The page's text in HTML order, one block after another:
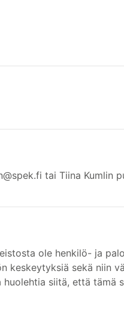
tai Tiina Kumlin
ole henkilö- ja
keskeytyksiä sekä niin
siitä, että tämä